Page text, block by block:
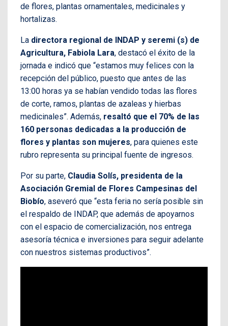
de flores, plantas ornamentales, medicinales y
hortalizas.
La directora regional de INDAP y seremi (s) de
Agricultura, Fabiola Lara, destacó el éxito de la
jornada e indicó que “estamos muy felices con la
recepción del público, puesto que antes de las
13:00 horas ya se habían vendido todas las flores
de corte, ramos, plantas de azaleas y hierbas
medicinales”. Además, resaltó que el 70% de las
160 personas dedicadas a la producción de
flores y plantas son mujeres, para quienes este
rubro representa su principal fuente de ingresos.
Por su parte, Claudia Solís, presidenta de la
Asociación Gremial de Flores Campesinas del
Biobío, aseveró que “esta feria no sería posible sin
el respaldo de INDAP, que además de apoyarnos
con el espacio de comercialización, nos entrega
asesoría técnica e inversiones para seguir adelante
con nuestros sistemas productivos”.